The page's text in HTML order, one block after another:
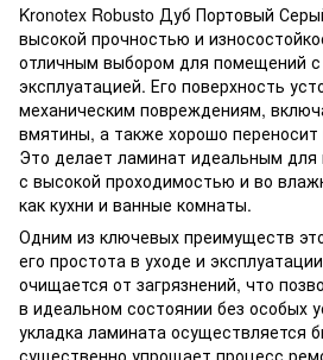
Kronotex Robusto Дуб Портовый
высокой прочностью и
отличным выбором для помещений с
эксплуатацией. Его поверхность
механическим повреждениям,
вмятины, а также хорошо переносит
Это делает ламинат идеальным для
с высокой проходимостью и во
как кухни и ванные комнаты.
Одним из ключевых преимуществ
его простота в уходе и
очищается от загрязнений, что
в идеальном состоянии без особых
укладка ламината осуществляется
существенно упрощает процесс